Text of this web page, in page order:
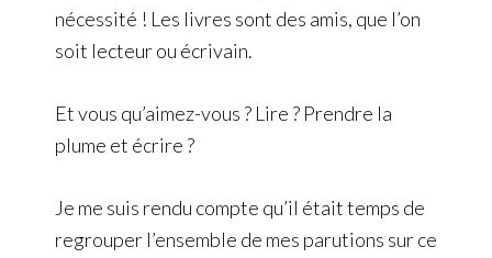
nécessité ! Les livres sont des amis, que l’on
soit lecteur ou écrivain.
Et vous qu’aimez-vous ? Lire ? Prendre la
plume et écrire ?
Je me suis rendu compte qu’il était temps de
regrouper l’ensemble de mes parutions sur ce